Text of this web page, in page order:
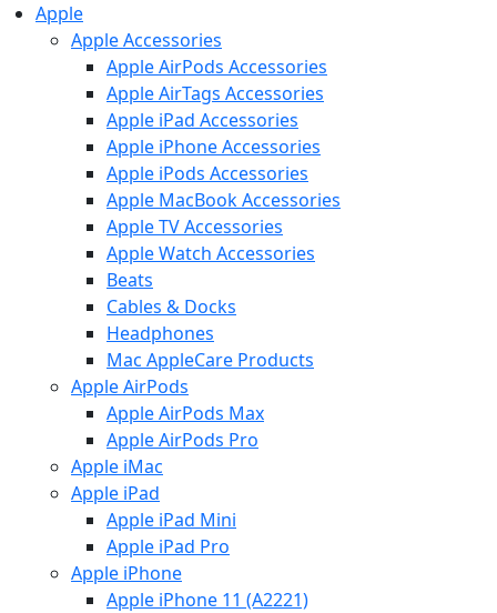
Apple
Apple Accessories
Apple AirPods Accessories
Apple AirTags Accessories
Apple iPad Accessories
Apple iPhone Accessories
Apple iPods Accessories
Apple MacBook Accessories
Apple TV Accessories
Apple Watch Accessories
Beats
Cables & Docks
Headphones
Mac AppleCare Products
Apple AirPods
Apple AirPods Max
Apple AirPods Pro
Apple iMac
Apple iPad
Apple iPad Mini
Apple iPad Pro
Apple iPhone
Apple iPhone 11 (A2221)